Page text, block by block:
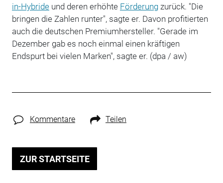
in-Hybrideund deren erhöhte Förderungzurück. "Die
bringen die Zahlen runter", sagte er. Davon profitierten
auch die deutschen Premiumhersteller. "Gerade im
Dezember gab es noch einmal einen kräftigen
Endspurt bei vielen Marken", sagte er. (dpa / aw)
Kommentare Teilen
ZUR STARTSEITE